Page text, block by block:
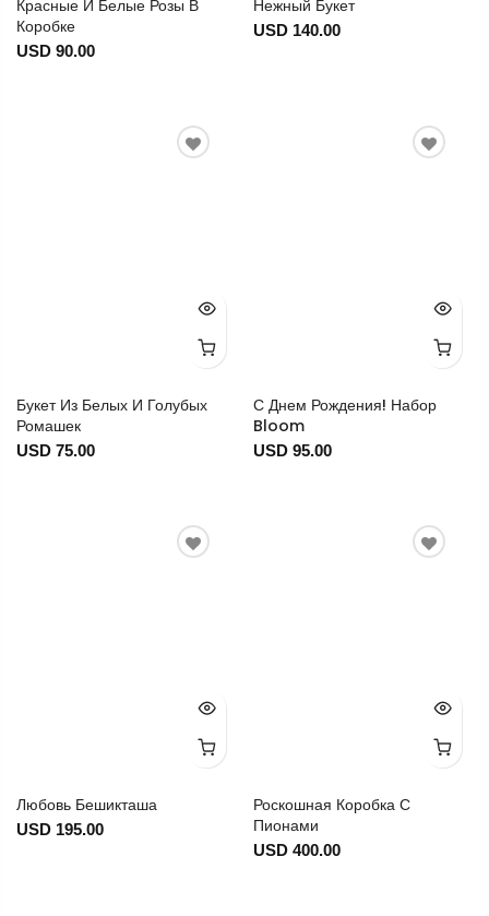
Красные И Белые Розы В
Коробке
USD 90.00
Нежный Букет
USD 140.00
Букет Из Белых И Голубых
Ромашек
USD 75.00
С Днем Рождения! Набор
Bloom
USD 95.00
Любовь Бешикташа
USD 195.00
Роскошная Коробка С
Пионами
USD 400.00